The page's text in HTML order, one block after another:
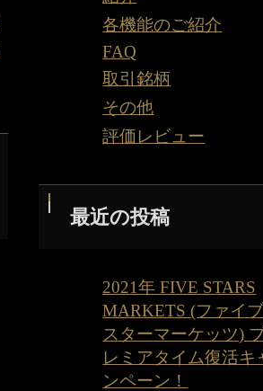
各機能のご紹介
FAQ
取引銘柄
その他
評価レビュー
最近の投稿
2021年 FIVE STARS
MARKETS (ファイブ
スターマーケッツ)
レミアタイム復活キ
ンペーン！